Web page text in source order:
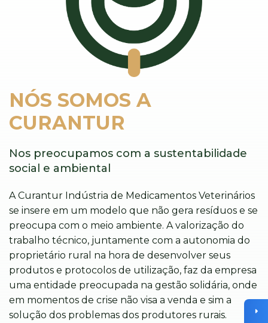
NÓS SOMOS A
CURANTUR
Nos preocupamos com a sustentabilidade
social e ambiental
A Curantur Indústria de Medicamentos Veterinários
se insere em um modelo que não gera resíduos e se
preocupa com o meio ambiente. A valorização do
trabalho técnico, juntamente com a autonomia do
proprietário rural na hora de desenvolver seus
produtos e protocolos de utilização, faz da empresa
uma entidade preocupada na gestão solidária, onde
em momentos de crise não visa a venda e sim a
solução dos problemas dos produtores rurais.